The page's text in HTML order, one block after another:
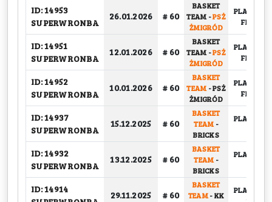
ID: 14953
SUPERWRONBA
26.01.2026 # 60
BASKET
TEAM -PSŻ
ŻMIGRÓD
PLAY-OFF,
FINAŁ
ID: 14951
SUPERWRONBA
12.01.2026 # 60
BASKET
TEAM -PSŻ
ŻMIGRÓD
PLAY-OFF,
FINAŁ
ID: 14952
SUPERWRONBA
10.01.2026 # 60
BASKET
TEAM -PSŻ
ŻMIGRÓD
PLAY-OFF,
FINAŁ
ID: 14937
SUPERWRONBA
15.12.2025 # 60
BASKET
TEAM -
BRICKS
PLAY-OFF,
ID: 14932
SUPERWRONBA
13.12.2025 # 60
BASKET
TEAM -
BRICKS
PLAY-OFF,
ID: 14914
29.11.2025 # 60
BASKET
TEAM-KK
PLAY-OFF,